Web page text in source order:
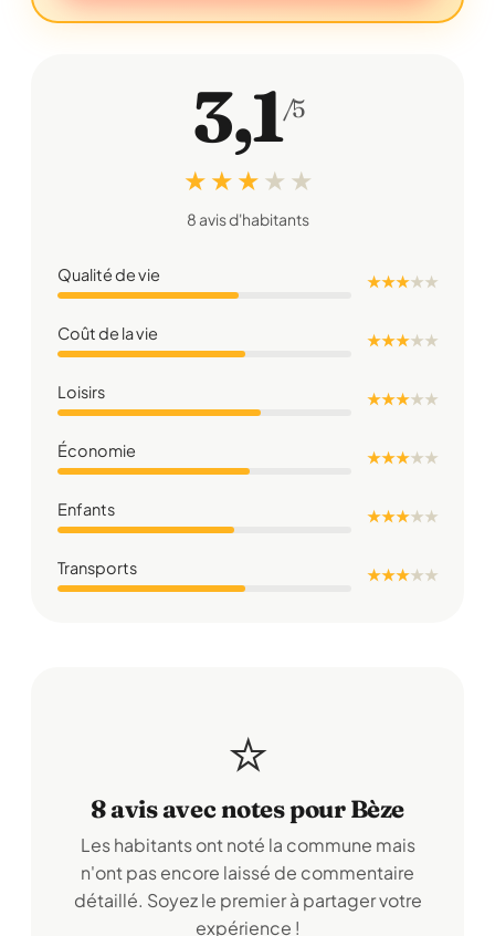
3,1/5
★ ★ ★ ★ ★
8 avis d'habitants
Qualité de vie ★ ★ ★★★
Coût de la vie ★ ★ ★★★
Loisirs ★ ★ ★★★
Économie ★ ★ ★★★
Enfants ★ ★ ★★★
Transports ★ ★ ★★★
⭐
8 avis avec notes pour Bèze
Les habitants ont noté la commune mais
n'ont pas encore laissé de commentaire
détaillé. Soyez le premier à partager votre
expérience !